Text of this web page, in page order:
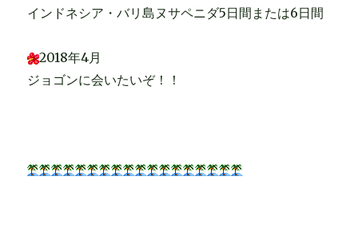
インドネシア・バリ島ヌサペニダ5日間または6日間
2018年4月
ジョゴンに会いたいぞ！！